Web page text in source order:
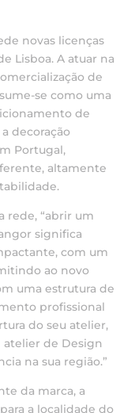
novas licenças
Lisboa. A atuar na
de
se como uma
de
decoração
Portugal,
altamente
rede, “abrir um
significa
com um
ao novo
uma estrutura de
profissional
do seu atelier,
atelier de Design
na sua região.”
da marca, a
a localidade do